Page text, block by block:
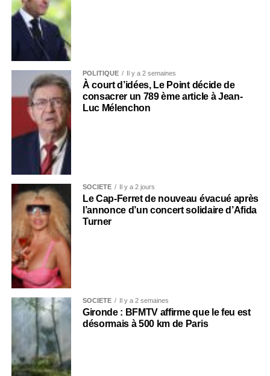
POLITIQUE Il y a 2 semaines
À court d’idées, Le Point décide de
consacrer un 789 ème article à Jean-
Luc Mélenchon
SOCIÉTÉ Il y a 2 jours
Le Cap-Ferret de nouveau évacué après
l’annonce d’un concert solidaire d’Afida
Turner
SOCIÉTÉ Il y a 2 semaines
Gironde : BFMTV affirme que le feu est
désormais à 500 km de Paris